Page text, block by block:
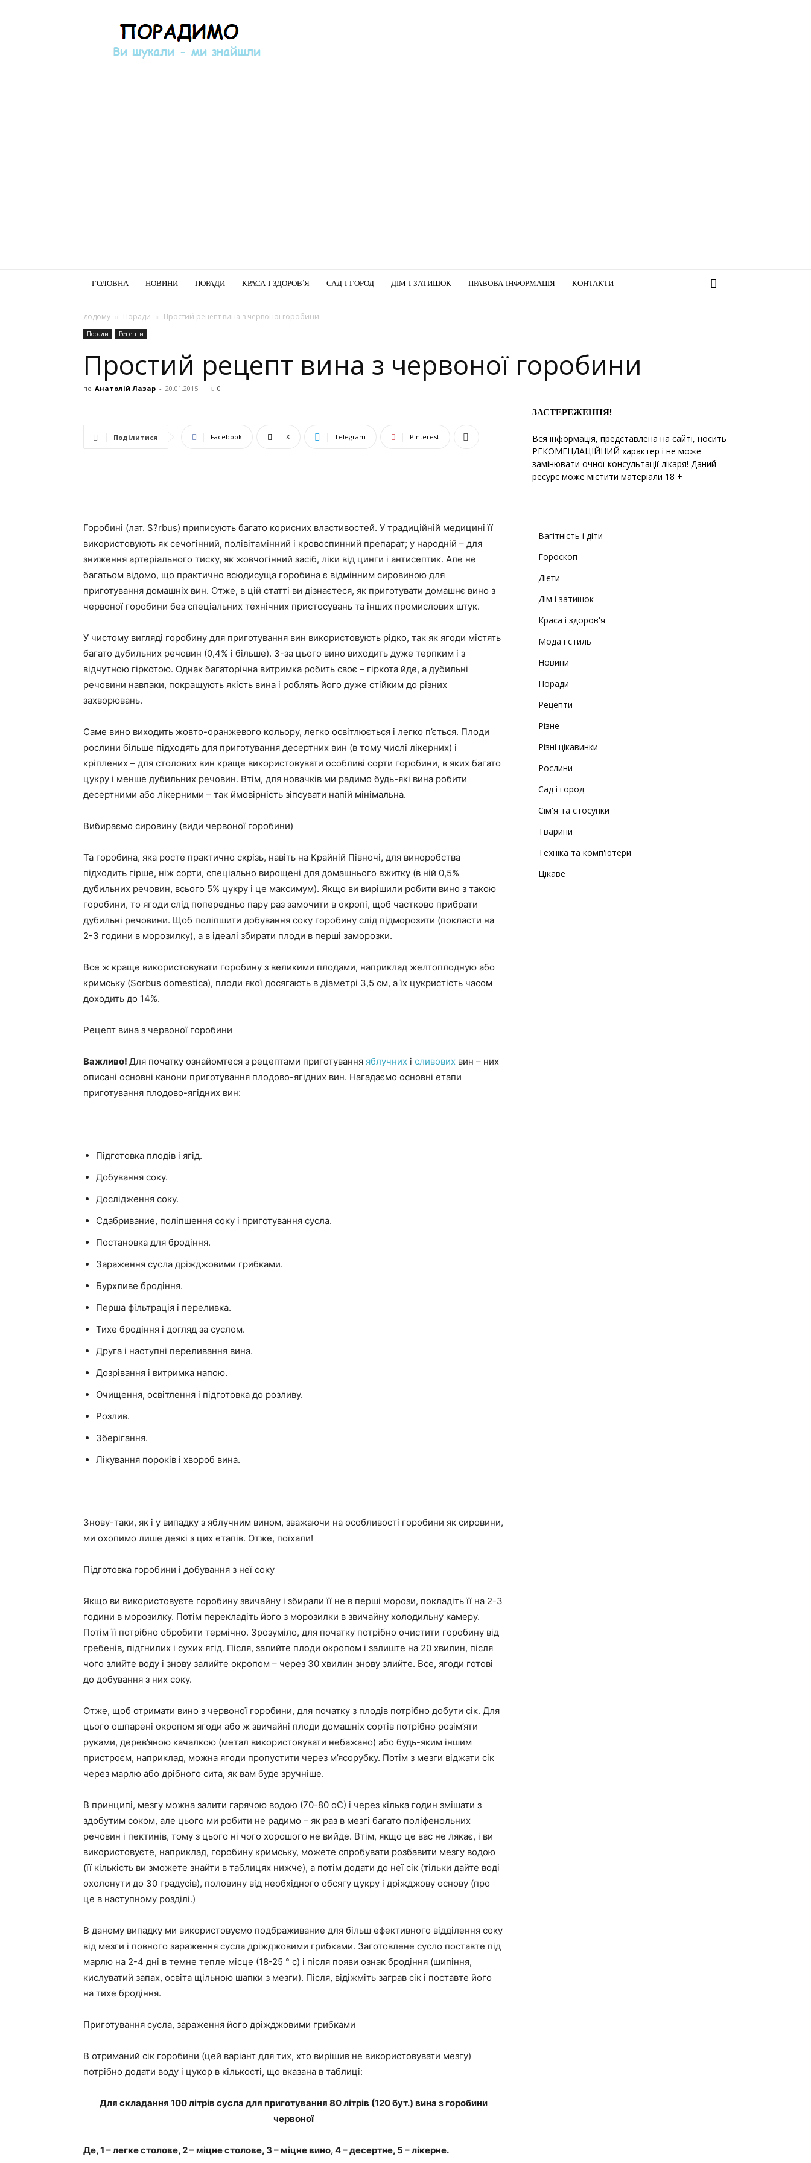
Порадимо
ГОЛОВНА НОВИНИ ПОРАДИ КРАСА І ЗДОРОВ’Я САД І ГОРОД ДІМ І ЗАТИШОК ПРАВОВА ІНФОРМАЦІЯ КОНТАКТИ
додому Поради Простий рецепт вина з червоної горобини
Поради Рецепти
Простий рецепт вина з червоної горобини
по Анатолій Лазар - 20.01.2015 0
Поділитися Facebook X Telegram Pinterest
Горобині (лат. S?rbus) приписують багато корисних властивостей. У традиційній медицині її
використовують як сечогінний, полівітамінний і кровоспинний препарат; у народній – для
зниження артеріального тиску, як жовчогінний засіб, ліки від цинги і антисептик. Але не
багатьом відомо, що практично всюдисуща горобина є відмінним сировиною для
приготування домашніх вин. Отже, в цій статті ви дізнаєтеся, як приготувати домашнє вино з
червоної горобини без спеціальних технічних пристосувань та інших промислових штук.
У чистому вигляді горобину для приготування вин використовують рідко, так як ягоди містять
багато дубильних речовин (0,4% і більше). З-за цього вино виходить дуже терпким і з
відчутною гіркотою. Однак багаторічна витримка робить своє – гіркота йде, а дубильні
речовини навпаки, покращують якість вина і роблять його дуже стійким до різних
захворювань.
Саме вино виходить жовто-оранжевого кольору, легко освітлюється і легко п’ється. Плоди
рослини більше підходять для приготування десертних вин (в тому числі лікерних) і
кріплених – для столових вин краще використовувати особливі сорти горобини, в яких багато
цукру і менше дубильних речовин. Втім, для новачків ми радимо будь-які вина робити
десертними або лікерними – так ймовірність зіпсувати напій мінімальна.
Вибираємо сировину (види червоної горобини)
Та горобина, яка росте практично скрізь, навіть на Крайній Півночі, для виноробства
підходить гірше, ніж сорти, спеціально вирощені для домашнього вжитку (в ній 0,5%
дубильних речовин, всього 5% цукру і це максимум). Якщо ви вирішили робити вино з такою
горобини, то ягоди слід попередньо пару раз замочити в окропі, щоб частково прибрати
дубильні речовини. Щоб поліпшити добування соку горобину слід підморозити (покласти на
2-3 години в морозилку), а в ідеалі збирати плоди в перші заморозки.
Все ж краще використовувати горобину з великими плодами, наприклад желтоплодную або
кримську (Sorbus domestica), плоди якої досягають в діаметрі 3,5 см, а їх цукристість часом
доходить до 14%.
Рецепт вина з червоної горобини
Важливо! Для початку ознайомтеся з рецептами приготування яблучних і сливових вин – них
описані основні канони приготування плодово-ягідних вин. Нагадаємо основні етапи
приготування плодово-ягідних вин:
Підготовка плодів і ягід.
Добування соку.
Дослідження соку.
Сдабривание, поліпшення соку і приготування сусла.
Постановка для бродіння.
Зараження сусла дріжджовими грибками.
Бурхливе бродіння.
Перша фільтрація і переливка.
Тихе бродіння і догляд за суслом.
Друга і наступні переливання вина.
Дозрівання і витримка напою.
Очищення, освітлення і підготовка до розливу.
Розлив.
Зберігання.
Лікування пороків і хвороб вина.
Знову-таки, як і у випадку з яблучним вином, зважаючи на особливості горобини як сировини,
ми охопимо лише деякі з цих етапів. Отже, поїхали!
Підготовка горобини і добування з неї соку
Якщо ви використовуєте горобину звичайну і збирали її не в перші морози, покладіть її на 2-3
години в морозилку. Потім перекладіть його з морозилки в звичайну холодильну камеру.
Потім її потрібно обробити термічно. Зрозуміло, для початку потрібно очистити горобину від
гребенів, підгнилих і сухих ягід. Після, залийте плоди окропом і залиште на 20 хвилин, після
чого злийте воду і знову залийте окропом – через 30 хвилин знову злийте. Все, ягоди готові
до добування з них соку.
Отже, щоб отримати вино з червоної горобини, для початку з плодів потрібно добути сік. Для
цього ошпарені окропом ягоди або ж звичайні плоди домашніх сортів потрібно розім’яти
руками, дерев’яною качалкою (метал використовувати небажано) або будь-яким іншим
пристроєм, наприклад, можна ягоди пропустити через м’ясорубку. Потім з мезги віджати сік
через марлю або дрібного сита, як вам буде зручніше.
В принципі, мезгу можна залити гарячою водою (70-80 оС) і через кілька годин змішати з
здобутим соком, але цього ми робити не радимо – як раз в мезгі багато поліфенольних
речовин і пектинів, тому з цього ні чого хорошого не вийде. Втім, якщо це вас не лякає, і ви
використовуєте, наприклад, горобину кримську, можете спробувати розбавити мезгу водою
(її кількість ви зможете знайти в таблицях нижче), а потім додати до неї сік (тільки дайте воді
охолонути до 30 градусів), половину від необхідного обсягу цукру і дріжджову основу (про
це в наступному розділі.)
В даному випадку ми використовуємо подбраживание для більш ефективного відділення соку
від мезги і повного зараження сусла дріжджовими грибками. Заготовлене сусло поставте під
марлю на 2-4 дні в темне тепле місце (18-25 ° с) і після появи ознак бродіння (шипіння,
кислуватий запах, освіта щільною шапки з мезги). Після, відіжміть заграв сік і поставте його
на тихе бродіння.
Приготування сусла, зараження його дріжджовими грибками
В отриманий сік горобини (цей варіант для тих, хто вирішив не використовувати мезгу)
потрібно додати воду і цукор в кількості, що вказана в таблиці:
Для складання 100 літрів сусла для приготування 80 літрів (120 бут.) вина з горобини
червоної
Де, 1 – легке столове, 2 – міцне столове, 3 – міцне вино, 4 – десертне, 5 – лікерне.
ЗАСТЕРЕЖЕННЯ!
Вся інформація, представлена на сайті, носить
РЕКОМЕНДАЦІЙНИЙ характер і не може
замінювати очної консультації лікаря! Даний
ресурс може містити матеріали 18 +
Вагітність і діти
Гороскоп
Дієти
Дім і затишок
Краса і здоров'я
Мода і стиль
Новини
Поради
Рецепти
Різне
Різні цікавинки
Рослини
Сад і город
Сім'я та стосунки
Тварини
Техніка та комп'ютери
Цікаве